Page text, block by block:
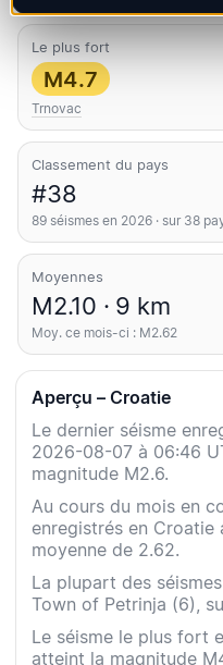
Le plus fort
M4.7
Trnovac
Classement du pays
#38
89 séismes en 2026 · sur 38
Moyennes
M2.10 · 9 km
Moy. ce mois-ci : M2.62
Aperçu – Croatie
Le dernier séisme
2026-08-07 à 06:46
magnitude M2.6.
Au cours du mois en
enregistrés en Croatie
moyenne de 2.62.
La plupart des
Town of Petrinja (6),
Le séisme le plus fort
atteint la magnitude